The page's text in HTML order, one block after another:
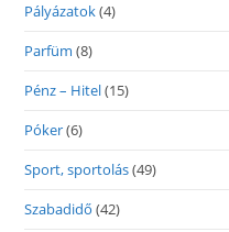
Pályázatok(4)
Parfüm (8)
Pénz – Hitel(15)
Póker(6)
Sport, sportolás(49)
Szabadidő (42)